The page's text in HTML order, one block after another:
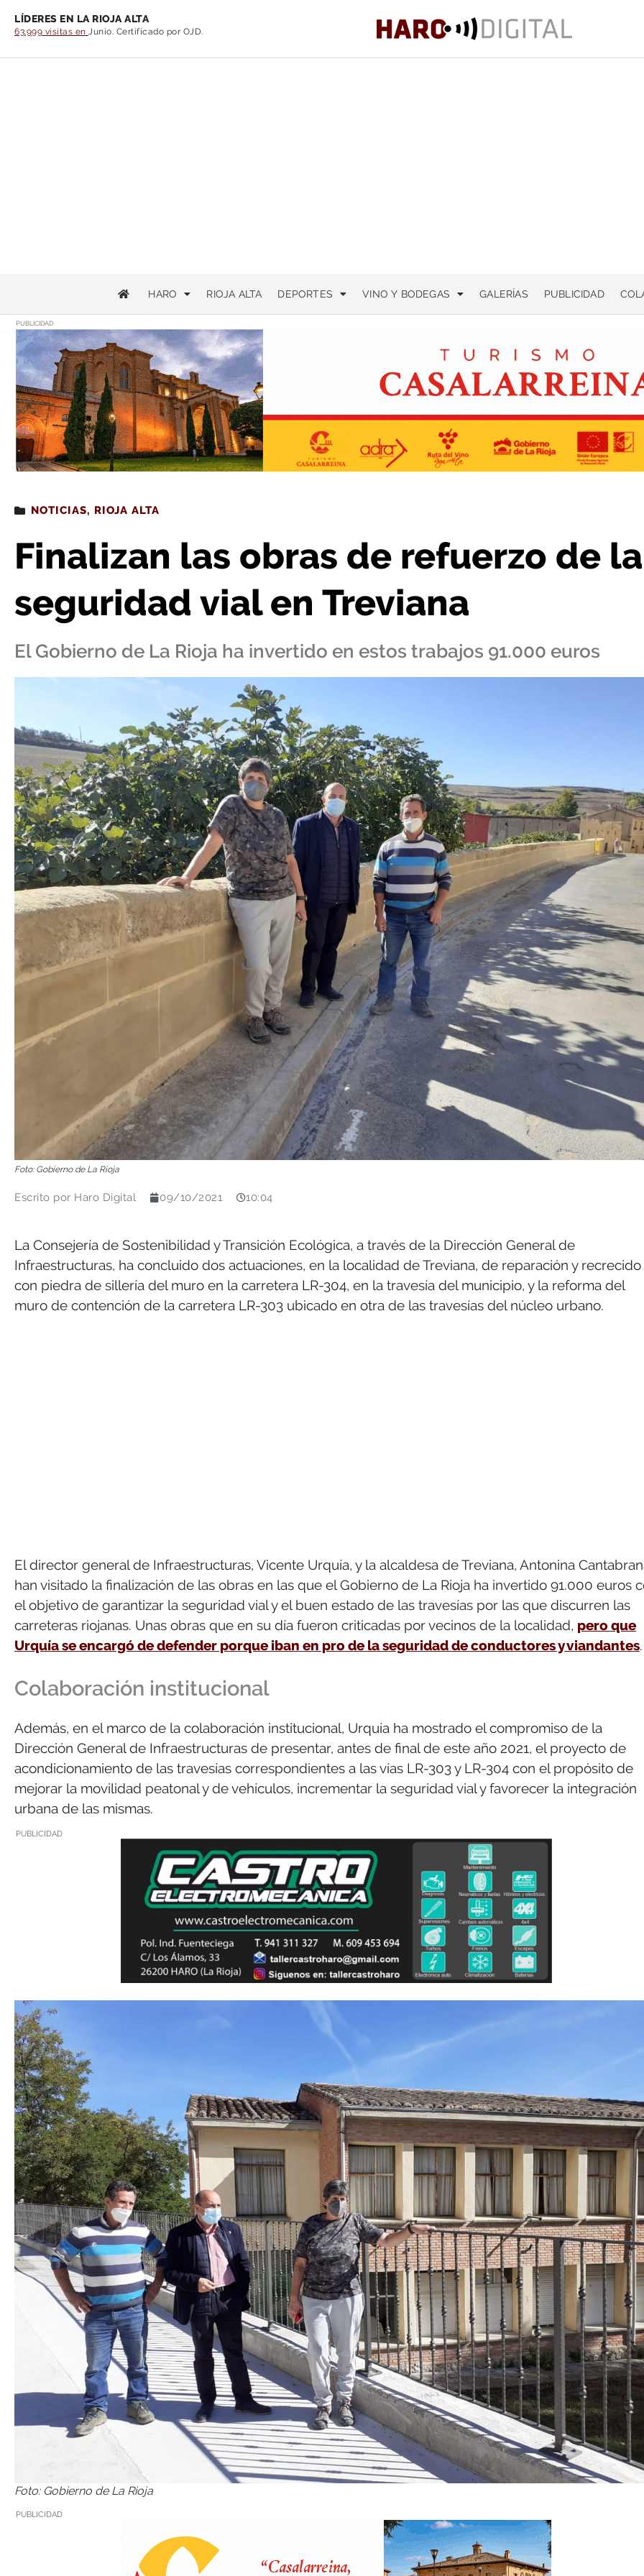
LÍDERES EN LA RIOJA ALTA
63.999 visitas en Junio. Certificado por OJD.
HARO RIOJA ALTA DEPORTES VINO Y BODEGAS GALERÍAS PUBLICIDAD
PUBLICIDAD
Estás leyendo : Finalizan las obras de refuerzo de la seguridad vial en Treviana
NOTICIAS, RIOJA ALTA
Finalizan las obras de refuerzo de la
seguridad vial en Treviana
El Gobierno de La Rioja ha invertido en estos trabajos 91.000 euros
Foto: Gobierno de La Rioja
Escrito por Haro Digital 09/10/2021 10:04
La Consejería de Sostenibilidad y Transición Ecológica, a través de la Dirección General de
Infraestructuras, ha concluido dos actuaciones, en la localidad de Treviana, de reparación y recrecido
con piedra de sillería del muro en la carretera LR-304, en la travesía del municipio, y la reforma del
muro de contención de la carretera LR-303 ubicado en otra de las travesías del núcleo urbano.
El director general de Infraestructuras, Vicente Urquía, y la alcaldesa de Treviana, Antonina
han visitado la finalización de las obras en las que el Gobierno de La Rioja ha invertido 91.000 euros
el objetivo de garantizar la seguridad vial y el buen estado de las travesías por las que discurren las
carreteras riojanas. Unas obras que en su día fueron criticadas por vecinos de la localidad, pero que
Urquía se encargó de defender porque iban en pro de la seguridad de conductores y viandantes.
Colaboración institucional
Además, en el marco de la colaboración institucional, Urquía ha mostrado el compromiso de la
Dirección General de Infraestructuras de presentar, antes de final de este año 2021, el proyecto de
acondicionamiento de las travesías correspondientes a las vías LR-303 y LR-304 con el propósito de
mejorar la movilidad peatonal y de vehículos, incrementar la seguridad vial y favorecer la integración
urbana de las mismas.
PUBLICIDAD
Foto: Gobierno de La Rioja
PUBLICIDAD